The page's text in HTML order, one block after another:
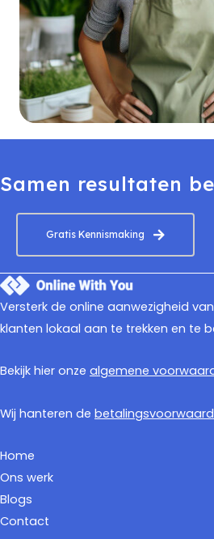
Samen resultaten
Gratis Kennismaking
Versterk de online aanwezigheid
klanten lokaal aan te trekken en te
Bekijk hier onze algemene
Wij hanteren de
Home
Ons werk
Blogs
Contact